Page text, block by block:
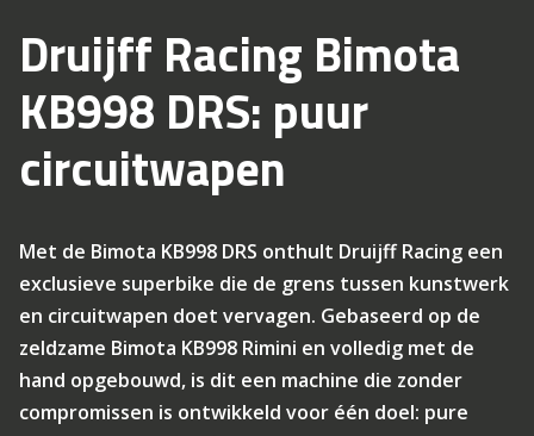
Druijff Racing Bimota
KB998 DRS: puur
circuitwapen
Met de Bimota KB998 DRS onthult Druijff Racing een
exclusieve superbike die de grens tussen kunstwerk
en circuitwapen doet vervagen. Gebaseerd op de
zeldzame Bimota KB998 Rimini en volledig met de
hand opgebouwd, is dit een machine die zonder
compromissen is ontwikkeld voor één doel: pure